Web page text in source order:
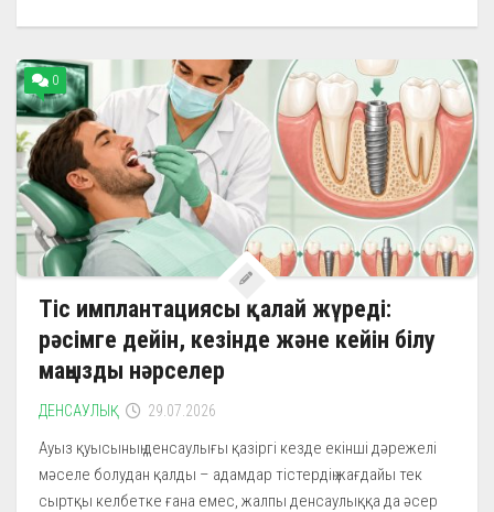
0
Тіс имплантациясы қалай жүреді:
рәсімге дейін, кезінде және кейін білу
маңызды нәрселер
ДЕНСАУЛЫҚ 29.07.2026
Ауыз қуысының денсаулығы қазіргі кезде екінші дәрежелі
мәселе болудан қалды – адамдар тістердің жағдайы тек
сыртқы келбетке ғана емес, жалпы денсаулыққа да әсер